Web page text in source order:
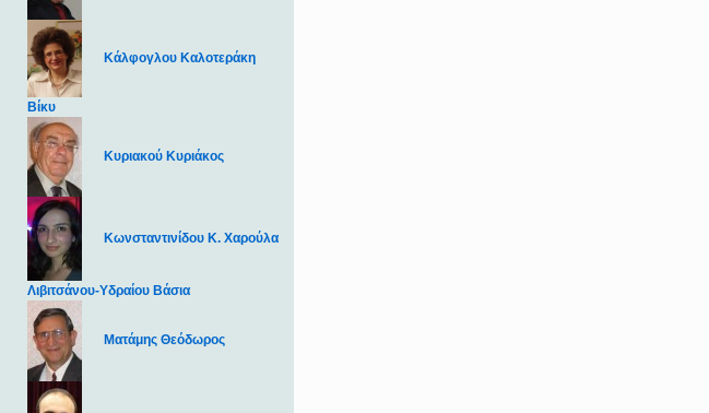
Κάλφογλου Καλοτεράκη
Βίκυ
Κυριακού Κυριάκος
Κωνσταντινίδου Κ. Χαρούλα
Λιβιτσάνου-Υδραίου Βάσια
Ματάμης Θεόδωρος